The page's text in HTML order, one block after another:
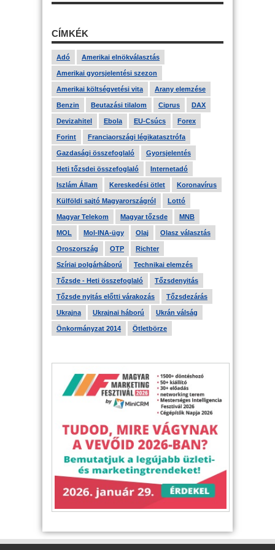
CÍMKÉK
Adó Amerikai elnökválasztás
Amerikai gyorsjelentési szezon
Amerikai költségvetési vita Arany elemzése
Benzin Beutazási tilalom Ciprus DAX
Devizahitel Ebola EU-Csúcs Forex
Forint Franciaországi légikatasztrófa
Gazdasági összefoglaló Gyorsjelentés
Heti tőzsdei összefoglaló Internetadó
Iszlám Állam Kereskedési ötlet Koronavírus
Külföldi sajtó Magyarországról Lottó
Magyar Telekom Magyar tőzsde MNB
MOL Mol-INA-ügy Olaj Olasz választás
Oroszország OTP Richter
Szíriai polgárháború Technikai elemzés
Tőzsde - Heti összefoglaló Tőzsdenyitás
Tőzsde nyitás előtti várakozás Tőzsdezárás
Ukrajna Ukrajnai háború Ukrán válság
Önkormányzat 2014 Ötletbörze